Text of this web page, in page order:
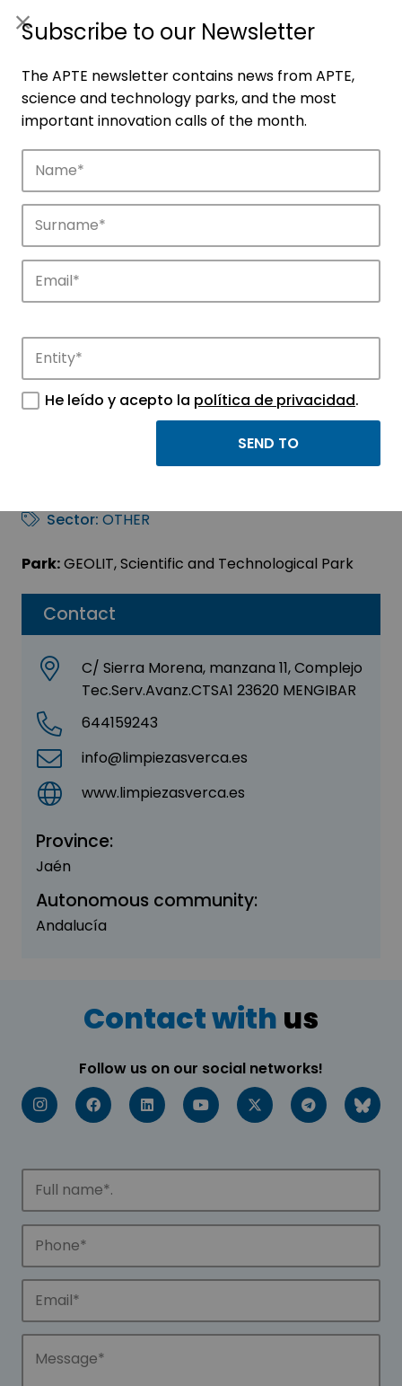
Companies
Discover the companies that drive
innovation in APTE’s parks.
Contact
C/ Sierra Morena, manzana 11, Complejo
Tec.Serv.Avanz.CTSA1 23620 MENGIBAR
644159243
info@limpiezasverca.es
www.limpiezasverca.es
Province:
Jaén
Autonomous community:
Andalucía
Veronica Camacho
Sector: OTHER
Park:GEOLIT, Scientific and Technological Park
Contact with us
Follow us on our social networks!
Subscribe to our Newsletter
The APTE newsletter contains news from APTE,
science and technology parks, and the most
important innovation calls of the month.
He leído y acepto la política de privacidad.